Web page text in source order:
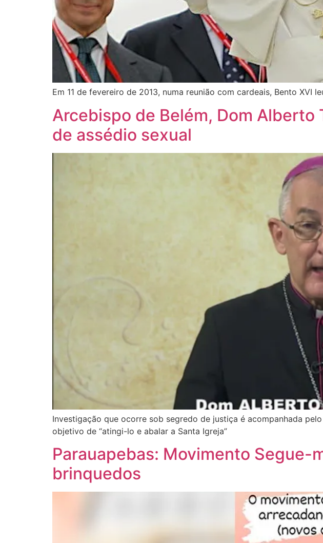
Em 11 de fevereiro de 2013, numa reunião com cardeais, Bento XVI
Arcebispo de Belém, Dom
de assédio sexual
Investigação que ocorre sob segredo de justiça é acompanhada
objetivo de “atingi-lo e abalar a Santa Igreja”
Parauapebas: Movimento Segue-
brinquedos